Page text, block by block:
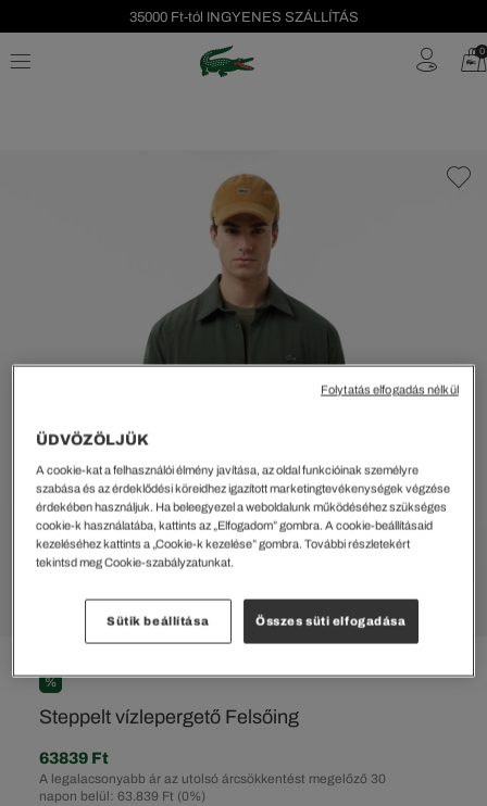
35000 Ft-tól INGYENES SZÁLLÍTÁS
Szezonális leárazás akár -40%! 0
%
Steppelt vízlepergető Felsőing
A legalacsonyabb ár az utolsó árcsökkentést megelőző 30
napon belül: 63.839 Ft (0%)
63839 Ft
ÜDVÖZÖLJÜK
A cookie-kat a felhasználói élmény javítása, az oldal funkcióinak személyre
szabása és az érdeklődési köreidhez igazított marketingtevékenységek végzése
érdekében használjuk. Ha beleegyezel a weboldalunk működéséhez szükséges
cookie-k használatába, kattints az „Elfogadom” gombra. A cookie-beállításaid
kezeléséhez kattints a „Cookie-k kezelése” gombra. További részletekért
tekintsd meg Cookie-szabályzatunkat.
Sütik beállítása Összes süti elfogadása
Folytatás elfogadás nélkül